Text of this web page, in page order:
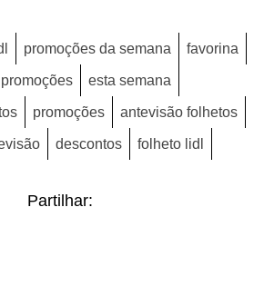
promoções da semana favorina
esta semana
promoções antevisão folhetos
descontos folheto lidl
Partilhar: